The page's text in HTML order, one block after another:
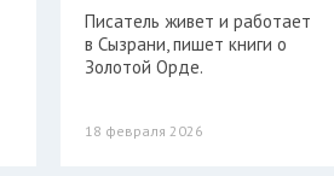
Писатель живет и работает
в Сызрани, пишет книги о
Золотой Орде.
18 февраля 2026